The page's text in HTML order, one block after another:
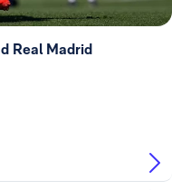
Real Madrid